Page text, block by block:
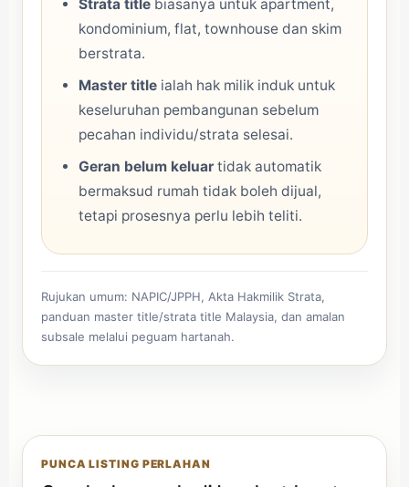
Strata title biasanya untuk apartment,
kondominium, flat, townhouse dan skim
berstrata.
Master title ialah hak milik induk untuk
keseluruhan pembangunan sebelum
pecahan individu/strata selesai.
Geran belum keluar tidak automatik
bermaksud rumah tidak boleh dijual,
tetapi prosesnya perlu lebih teliti.
Rujukan umum: NAPIC/JPPH, Akta Hakmilik Strata,
panduan master title/strata title Malaysia, dan amalan
subsale melalui peguam hartanah.
PUNCA LISTING PERLAHAN